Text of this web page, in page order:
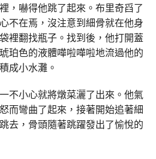
，嚇得他跳了起來。布里奇舀了
不在焉，沒注意到細骨就在他身
裡翻找瓶子。找到後，他打開蓋
珀色的液體嘩啦嘩啦地流過他的
成小水灘。
不小心就將燉菜灑了出來。他氣
而彎曲了起來，接著開始追著細
去，骨頭隨著跳躍發出了愉悅的